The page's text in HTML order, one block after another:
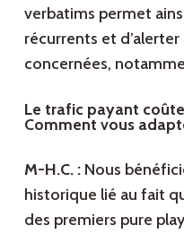
verbatims permet
récurrents et
concernées,
Le trafic payant
Comment vous
M-H.C. : Nous
historique lié au fait
des premiers pure